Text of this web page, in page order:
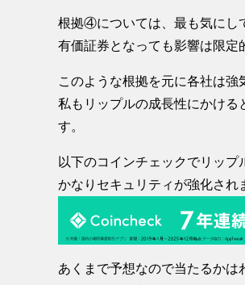
根拠④については、最も気にし
有価証券となっても影響は限定
このような根拠を元に各社は強
私もリップルの成長性にかける
す。
以下のコインチェックでリッ
かなりセキュリティが強化され
あくまで予想なので当たるかは